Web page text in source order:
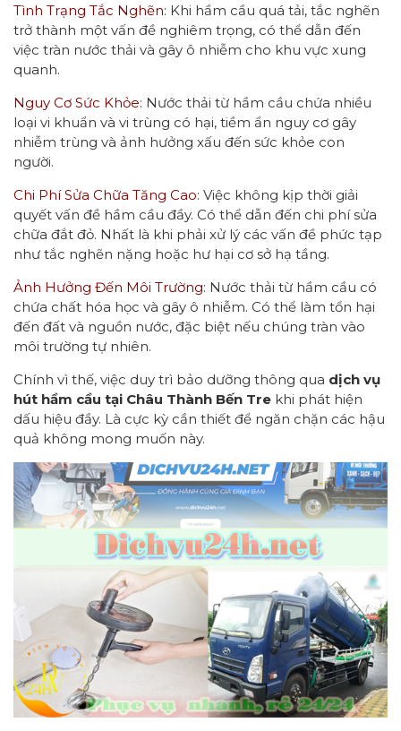
Tình Trạng Tắc Nghẽn: Khi hầm cầu quá tải, tắc nghẽn
trở thành một vấn đề nghiêm trọng, có thể dẫn đến
việc tràn nước thải và gây ô nhiễm cho khu vực xung
quanh.
Nguy Cơ Sức Khỏe: Nước thải từ hầm cầu chứa nhiều
loại vi khuẩn và vi trùng có hại, tiềm ẩn nguy cơ gây
nhiễm trùng và ảnh hưởng xấu đến sức khỏe con
người.
Chi Phí Sửa Chữa Tăng Cao: Việc không kịp thời giải
quyết vấn đề hầm cầu đầy. Có thể dẫn đến chi phí sửa
chữa đắt đỏ. Nhất là khi phải xử lý các vấn đề phức tạp
như tắc nghẽn nặng hoặc hư hại cơ sở hạ tầng.
Ảnh Hưởng Đến Môi Trường: Nước thải từ hầm cầu có
chứa chất hóa học và gây ô nhiễm. Có thể làm tổn hại
đến đất và nguồn nước, đặc biệt nếu chúng tràn vào
môi trường tự nhiên.
Chính vì thế, việc duy trì bảo dưỡng thông qua dịch vụ
hút hầm cầu tại Châu Thành Bến Tre khi phát hiện
dấu hiệu đầy. Là cực kỳ cần thiết để ngăn chặn các hậu
quả không mong muốn này.